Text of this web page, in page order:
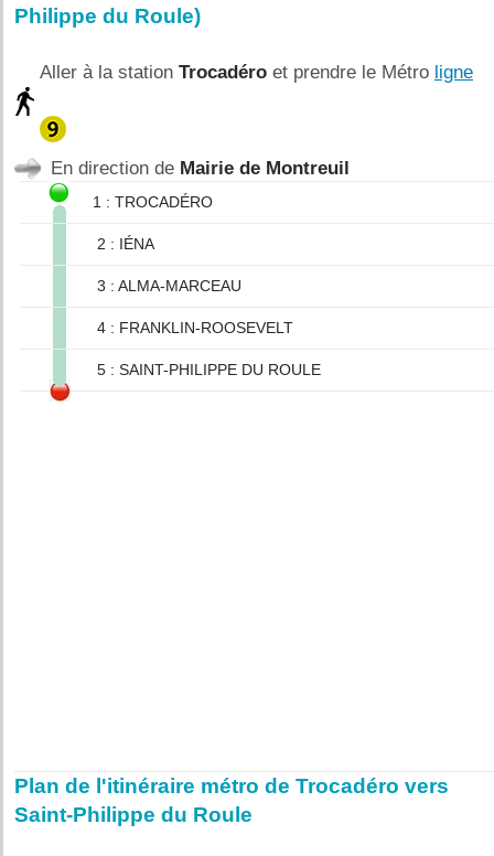
Philippe du Roule)
Aller à la station Trocadéro et prendre le Métro ligne
En direction de Mairie de Montreuil
1 : TROCADÉRO
2 : IÉNA
3 : ALMA-MARCEAU
4 : FRANKLIN-ROOSEVELT
5 : SAINT-PHILIPPE DU ROULE
Plan de l'itinéraire métro de Trocadéro vers
Saint-Philippe du Roule